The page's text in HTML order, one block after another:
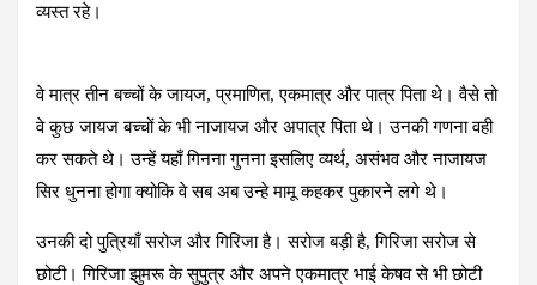
व्यस्त रहे।
वे मात्र तीन बच्चों के जायज, प्रमाणित, एकमात्र और पात्र पिता थे। वैसे तो
वे कुछ जायज बच्चों के भी नाजायज और अपात्र पिता थे। उनकी गणना वही
कर सकते थे। उन्हें यहाँ गिनना गुनना इसलिए व्यर्थ, असंभव और नाजायज
सिर धुनना होगा क्योकि वे सब अब उन्हे मामू कहकर पुकारने लगे थे।
उनकी दो पुत्रियाँ सरोज और गिरिजा है। सरोज बड़ी है, गिरिजा सरोज से
छोटी। गिरिजा झुमरू के सुपुत्र और अपने एकमात्र भाई केषव से भी छोटी